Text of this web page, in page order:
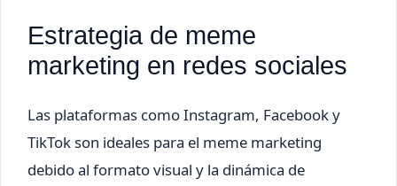
Estrategia de meme
marketing en redes sociales
Las plataformas como Instagram, Facebook y
TikTok son ideales para el meme marketing
debido al formato visual y la dinámica de